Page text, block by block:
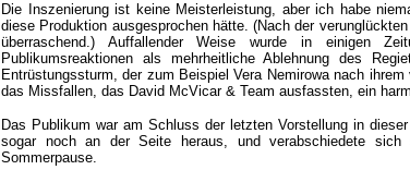
Die Inszenierung ist keine Meisterleistung, aber ich habe
diese Produktion ausgesprochen hätte. (Nach der
überraschend.) Auffallender Weise wurde in einigen
Publikumsreaktionen als mehrheitliche Ablehnung des
Entrüstungssturm, der zum Beispiel Vera Nemirowa nach
das Missfallen, das David McVicar & Team ausfassten, ein
Das Publikum war am Schluss der letzten Vorstellung in
sogar noch an der Seite heraus, und verabschiedete
Sommerpause.